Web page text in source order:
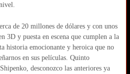
de 20 millones de dólares y con unos
3D y puesta en escena que cumplen a la
historia emocionante y heroica que no
en sus películas. Quinto
desconozco las anteriores ya